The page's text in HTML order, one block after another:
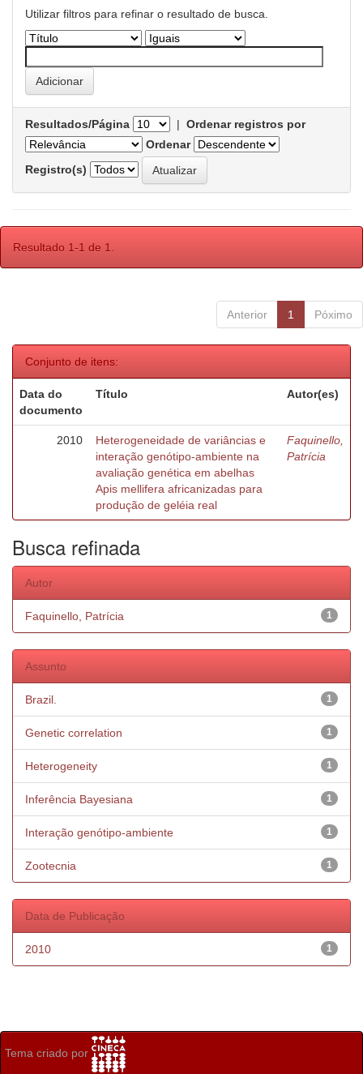
Utilizar filtros para refinar o resultado de busca.
Resultados/Página | Ordenar registros por
Ordenar
Registro(s)
Resultado 1-1 de 1.
Anterior 1 Póximo
Conjunto de itens:
Data do
documento
Título Autor(es)
2010
Heterogeneidade de variâncias e
interação genótipo-ambiente na
avaliação genética em abelhas
Apis mellifera africanizadas para
produção de geléia real
Faquinello,
Patrícia
Busca refinada
Autor
1
Faquinello, Patrícia
Assunto
1
Brazil.
1
Genetic correlation
1
Heterogeneity
1
Inferência Bayesiana
1
Interação genótipo-ambiente
1
Zootecnia
Data de Publicação
1
2010
Tema criado por